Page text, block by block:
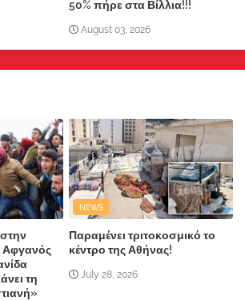
50% πήρε στα Βίλλια!!!
August 03, 2026
Αφγανός
τη
NEWS
Παραμένει τριτοκοσμικό το
κέντρο της Αθήνας!
July 28, 2026